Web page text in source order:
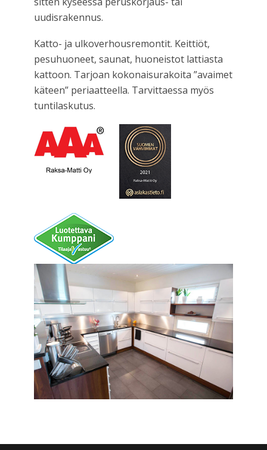
uudisrakennus.
Katto- ja ulkoverhousremontit. Keittiöt,
pesuhuoneet, saunat, huoneistot lattiasta
kattoon. Tarjoan kokonaisurakoita ”avaimet
käteen” periaatteella. Tarvittaessa myös
tuntilaskutus.